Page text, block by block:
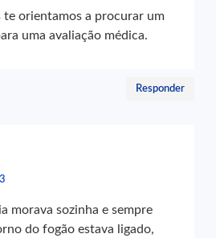
te orientamos a procurar um
uma avaliação médica.
Responder
morava sozinha e sempre
do fogão estava ligado,